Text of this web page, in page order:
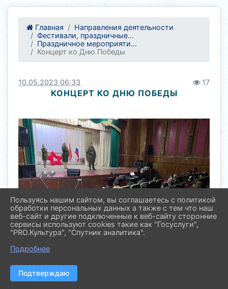
Главная
Направления деятельности
Фестивали, праздничные...
Праздничное мероприяти...
Концерт ко Дню Победы
10.05.2023 06:33 17
КОНЦЕРТ КО ДНЮ ПОБЕДЫ
Пользуясь нашим сайтом, вы соглашаетесь с политикой
обработки персональных данных а также с тем что наш
веб-сайт и другие подключенные к веб-сайту сторонние
сервисы используют cookies такие как "Госуслуги",
"PRO.Культура", "Спутник аналитика".
Подробнее
Подтверждаю